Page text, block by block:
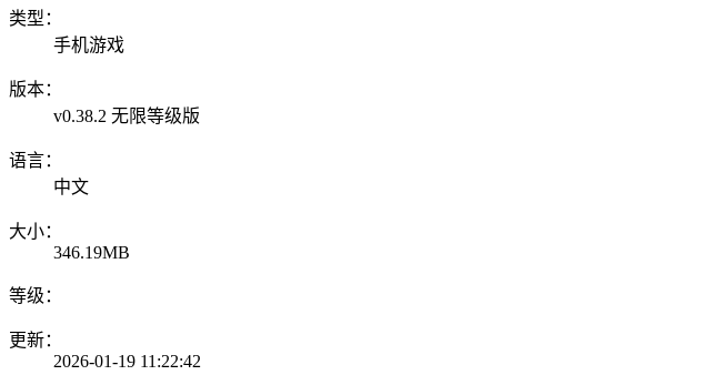
类型：
手机游戏
版本：
v0.38.2 无限等级版
语言：
中文
大小：
346.19MB
等级：
更新：
2026-01-19 11:22:42